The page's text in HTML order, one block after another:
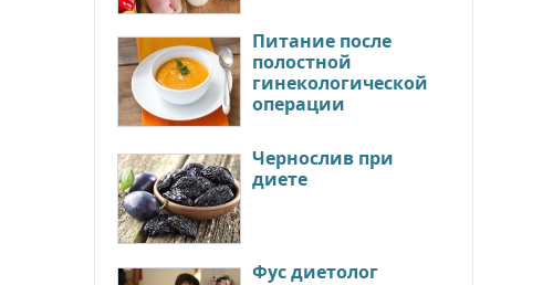
Питание после
полостной
гинекологической
операции
Чернослив при
диете
Фус диетолог